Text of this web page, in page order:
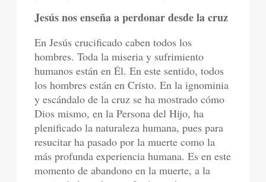
Jesús nos enseña a perdonar desde la cruz
En Jesús crucificado caben todos los
hombres. Toda la miseria y sufrimiento
humanos están en Él. En este sentido, todos
los hombres están en Cristo. En la ignominia
y escándalo de la cruz se ha mostrado cómo
Dios mismo, en la Persona del Hijo, ha
plenificado la naturaleza humana, pues para
resucitar ha pasado por la muerte como la
más profunda experiencia humana. Es en este
momento de abandono en la muerte, a la